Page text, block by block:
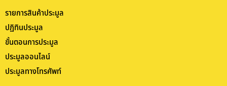
รายการสินค้าประมูล
ปฏิทินประมูล
ขั้นตอนการประมูล
ประมูลออนไลน์
ประมูลทางโทรศัพท์